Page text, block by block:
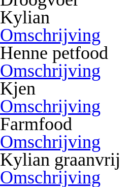
Kylian
Omschrijving
Henne petfood
Omschrijving
Kjen
Omschrijving
Farmfood
Omschrijving
Kylian graanvrij
Omschrijving